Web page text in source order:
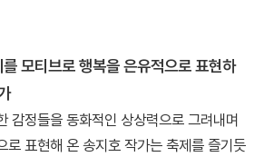
모티브로 행복을 은유적으로 표현하
감정들을 동화적인 상상력으로 그려내며
로 표현해 온 송지호 작가는 축제를 즐기듯